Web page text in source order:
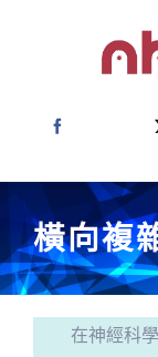
首頁
NHNAI社群
成果
橫向複
在神經科